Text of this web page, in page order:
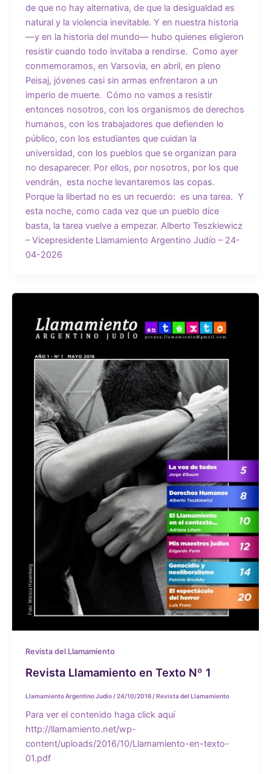
de que no hay alternativa, de que la desigualdad es
natural y la violencia inevitable. Y en nuestra historia
—y en la historia del mundo— hubo quienes eligieron
resistir cuando todo invitaba a rendirse. Como ayer
conmemoramos, en Varsovia, en abril, en pleno
Peisaj, jóvenes casi sin armas enfrentaron a un
imperio de muerte. Cómo no vamos a resistir
entonces nosotros, con los organismos de derechos
humanos, con los trabajadores que defienden lo
público, con los estudiantes que cuidan la
universidad, con los pueblos que se organizan para
no desaparecer. Por ellos, por nosotros, por los que
vendrán, esta noche levantaremos las copas.
Porque la libertad no es un recuerdo: es una tarea. Y
esta noche, como cada vez que un pueblo dice
basta, la tarea vuelve a empezar. Alberto Teszkiewicz
– Vicepresidente Llamamiento Argentino Judío – 24-
04-2026
Revista del Llamamiento
Revista Llamamiento en Texto Nº 1
Llamamiento Argentino Judio /24/10/2016 /Revista del Llamamiento
Para ver el contenido haga click aquí
http://llamamiento.net/wp-
content/uploads/2016/10/Llamamiento-en-texto-
01.pdf